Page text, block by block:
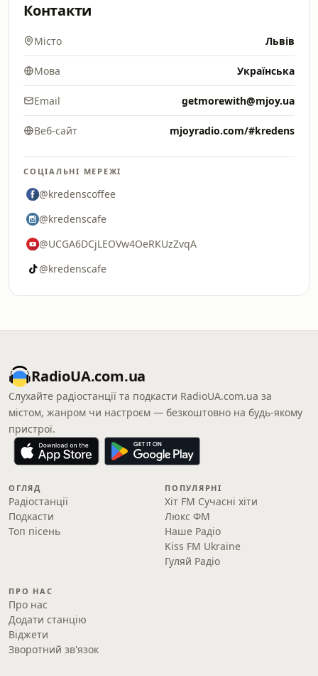
Контакти
Місто Львів
Мова Українська
Email getmorewith@mjoy.ua
Веб-сайт mjoyradio.com/#kredens
СОЦІАЛЬНІ МЕРЕЖІ
@kredenscoffee
@kredenscafe
@UCGA6DCjLEOVw4OeRKUzZvqA
@kredenscafe
RadioUA.com.ua
Слухайте радіостанції та подкасти RadioUA.com.ua за
містом, жанром чи настроєм — безкоштовно на будь-якому
пристрої.
ОГЛЯД
Радіостанції
Подкасти
Топ пісень
ПОПУЛЯРНІ
Хіт FM Сучасні хіти
Люкс ФМ
Наше Радіо
Kiss FM Ukraine
Гуляй Радіо
ПРО НАС
Про нас
Додати станцію
Віджети
Зворотний зв'язок